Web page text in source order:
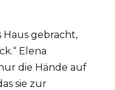
Haus gebracht,
Elena
die Hände auf
sie zur